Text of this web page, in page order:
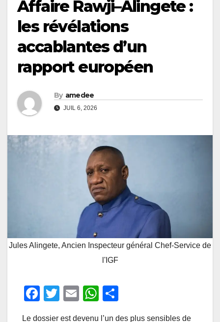
Affaire Rawji–Alingete :
les révélations
accablantes d’un
rapport européen
By amedee
JUIL 6, 2026
Jules Alingete, Ancien Inspecteur général Chef-Service de
l'IGF
F
T
E
W
Le dossier est devenu l’un des plus sensibles de